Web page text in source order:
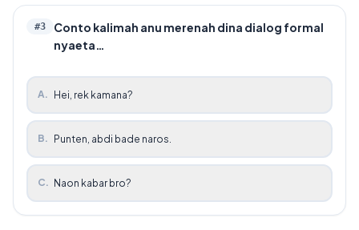
#3
Conto kalimah anu merenah dina dialog formal
nyaeta…
A. Hei, rek kamana?
B. Punten, abdi bade naros.
C. Naon kabar bro?